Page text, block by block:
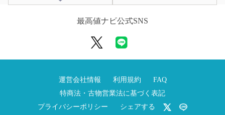
最高値ナビ公式SNS
運営会社情報 利用規約
FAQ
特商法・古物営業法に基づく表記
プライバシーポリシー
シェアする